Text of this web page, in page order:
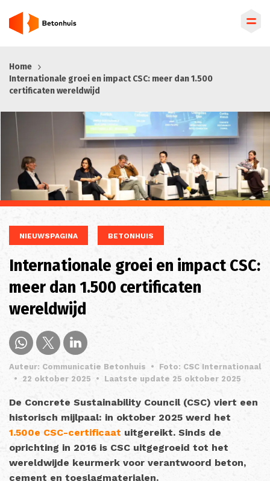
en
naar
inhoud
gaan
Home
Internationale groei en impact CSC: meer dan 1.500
certificaten wereldwijd
NIEUWSPAGINA BETONHUIS
Internationale groei en impact CSC:
meer dan 1.500 certificaten
wereldwijd
Auteur: Communicatie Betonhuis •
Foto: CSC Internationaal
•
22 oktober 2025 • Laatste update 25 oktober 2025
De Concrete Sustainability Council (CSC) viert een
historisch mijlpaal: in oktober 2025 werd het
1.500e CSC-certificaat uitgereikt. Sinds de
oprichting in 2016 is CSC uitgegroeid tot het
wereldwijde keurmerk voor verantwoord beton,
cement en toeslagmaterialen.